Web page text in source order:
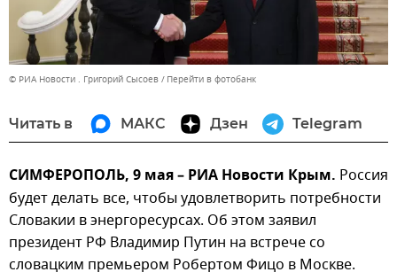
© РИА Новости . Григорий Сысоев Перейти в фотобанк
Читать в МАКС Дзен Telegram
СИМФЕРОПОЛЬ, 9 мая – РИА Новости Крым. Россия
будет делать все, чтобы удовлетворить потребности
Словакии в энергоресурсах. Об этом заявил
президент РФ Владимир Путин на встрече со
словацким премьером Робертом Фицо в Москве.